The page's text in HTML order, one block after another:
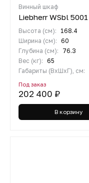
Винный шкаф
Liebherr WSbl 5001
Высота (см):
168.4
Ширина (см): 60
Глубина (см):
76.3
Вес (кг): 65
Габариты (ВхШхГ), см:
Под заказ
202 400 ₽
В корзину